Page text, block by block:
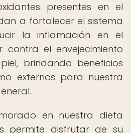
presentes en el
a fortalecer el sistema
la inflamación en el
el envejecimiento
brindando beneficios
externos para nuestra
en nuestra dieta
permite disfrutar de su